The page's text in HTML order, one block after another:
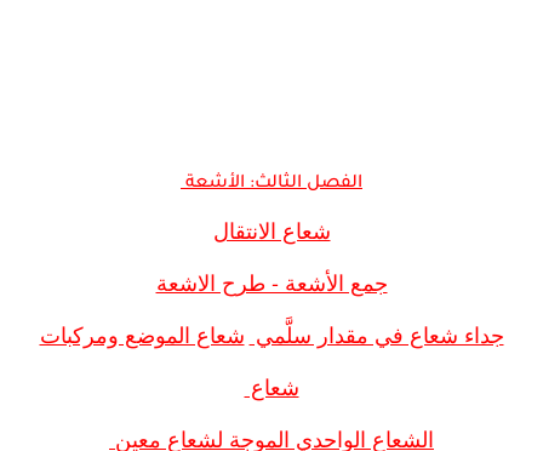
الفصل الثالث: الأشعة
شعاع الانتقال
جمع الأشعة - طرح الاشعة
جداء شعاع في مقدار سلَّمي شعاع الموضع ومركبات
شعاع
الشعاع الواحدي الموجة لشعاع معین